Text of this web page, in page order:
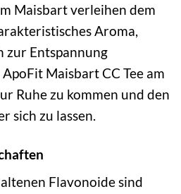
Maisbart verleihen dem
Aroma,
zur Entspannung
Maisbart CC Tee am
Ruhe zu kommen und den
sich zu lassen.
Flavonoide sind